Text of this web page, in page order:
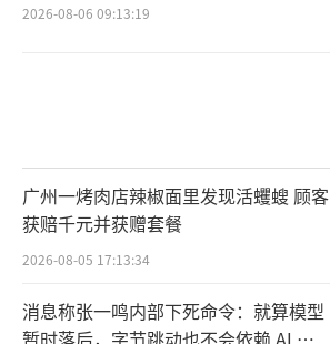
2026-08-06 09:13:19
广州一烤肉店辣椒面里发现活蠼螋 顾客
获赔千元并获赠套餐
2026-08-05 17:13:34
消息称张一鸣内部下死命令：就算模型